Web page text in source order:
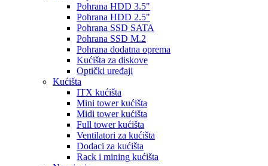
Pohrana HDD 3.5"
Pohrana HDD 2.5"
Pohrana SSD SATA
Pohrana SSD M.2
Pohrana dodatna oprema
Kućišta za diskove
Optički uređaji
Kućišta
ITX kućišta
Mini tower kućišta
Midi tower kućišta
Full tower kućišta
Ventilatori za kućišta
Dodaci za kućišta
Rack i mining kućišta